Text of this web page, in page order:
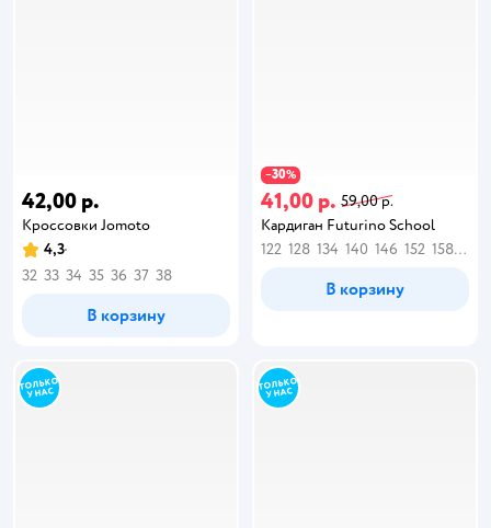
42,00 р.
Кроссовки Jomoto
4,3
32 33 34 35 36 37 38
В корзину
−30%
41,00 р. 59,00 р.
Кардиган Futurino School
122 128 134 140 146 152 158 164
В корзину